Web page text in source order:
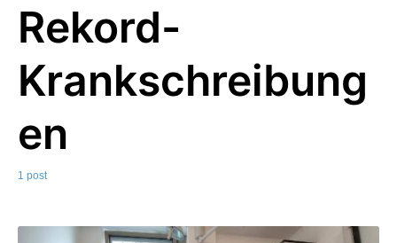
Rekord-
Krankschreibung
en
1 post